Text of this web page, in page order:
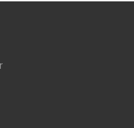
bilgiler bulunuyor.
daha pahalı.
olmalı.